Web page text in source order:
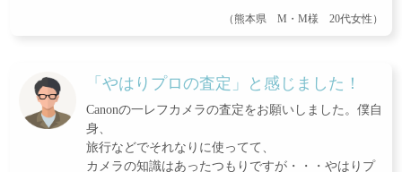
（熊本県 M・M様 20代女性）
「やはりプロの査定」と感じました！
Canonの一レフカメラの査定をお願いしました。僕自
身、
旅行などでそれなりに使ってて、
カメラの知識はあったつもりですが・・・やはりプ